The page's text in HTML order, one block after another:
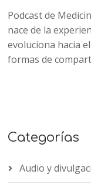
Podcast de
nace de la
evoluciona hacia
formas de
Categorías
Audio y